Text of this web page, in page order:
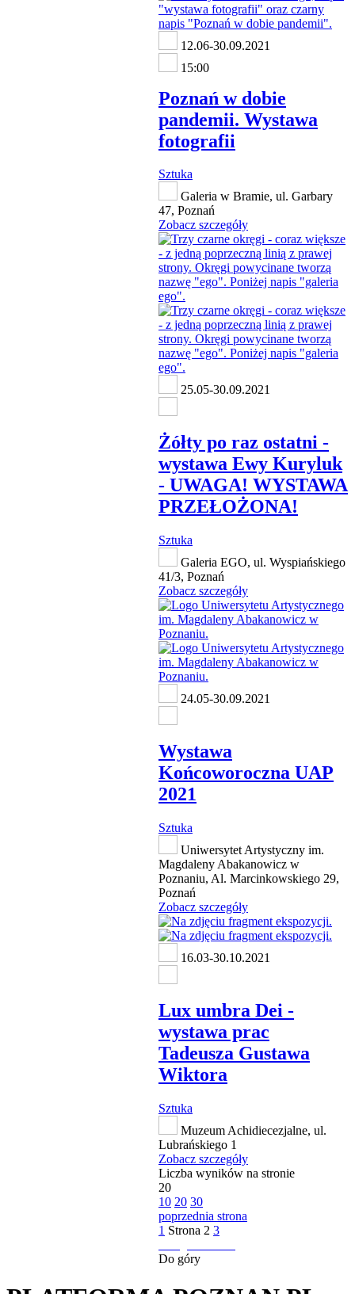
12.06-30.09.2021
15:00
Poznań w dobie
pandemii. Wystawa
fotografii
Sztuka
Galeria w Bramie, ul. Garbary
47, Poznań
Zobacz szczegóły
25.05-30.09.2021
Żółty po raz ostatni -
wystawa Ewy Kuryluk
- UWAGA! WYSTAWA
PRZEŁOŻONA!
Sztuka
Galeria EGO, ul. Wyspiańskiego
41/3, Poznań
Zobacz szczegóły
24.05-30.09.2021
Wystawa
Końcoworoczna UAP
2021
Sztuka
Uniwersytet Artystyczny im.
Magdaleny Abakanowicz w
Poznaniu, Al. Marcinkowskiego 29,
Poznań
Zobacz szczegóły
16.03-30.10.2021
Lux umbra Dei -
wystawa prac
Tadeusza Gustawa
Wiktora
Sztuka
Muzeum Achidiecezjalne, ul.
Lubrańskiego 1
Zobacz szczegóły
Liczba wyników na stronie
20
10 20 30
poprzednia strona
1 Strona 2 3
Do góry